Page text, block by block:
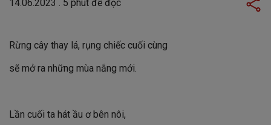
14.06.2023 . 5 phút để đọc
Rừng cây thay lá, rụng chiếc cuối cùng
sẽ mở ra những mùa nắng mới.
Lần cuối ta hát ầu ơ bên nôi,